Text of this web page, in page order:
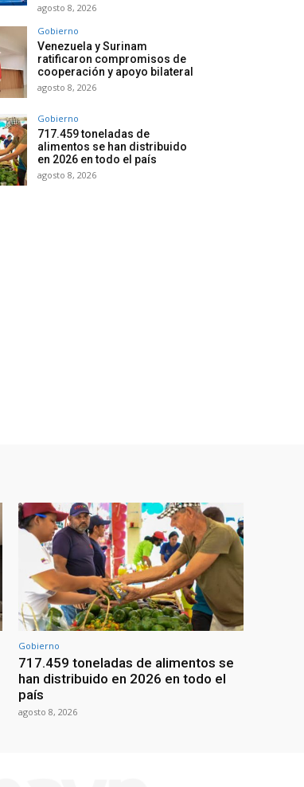
agosto 8, 2026
Gobierno
Venezuela y Surinam
ratificaron compromisos de
cooperación y apoyo bilateral
agosto 8, 2026
Gobierno
717.459 toneladas de
alimentos se han distribuido
en 2026 en todo el país
agosto 8, 2026
Gobierno
717.459 toneladas de alimentos se
han distribuido en 2026 en todo el
país
agosto 8, 2026